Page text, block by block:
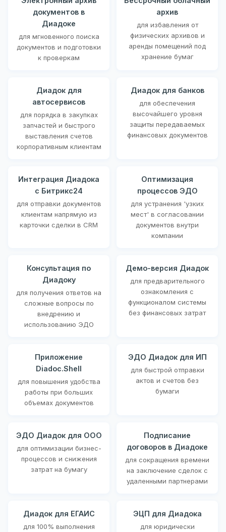
документов в
Диадоке
для мгновенного поиска
документов и подготовки
к проверкам
архив
для избавления от
физических архивов и
аренды помещений под
хранение бумаг
Диадок для
автосервисов
для порядка в закупках
запчастей и быстрого
выставления счетов
корпоративным клиентам
Диадок для банков
для обеспечения
высочайшего уровня
защиты передаваемых
финансовых документов
Интеграция Диадока
с Битрикс24
для отправки документов
клиентам напрямую из
карточки сделки в CRM
Оптимизация
процессов ЭДО
для устранения 'узких
мест' в согласовании
документов внутри
компании
Консультация по
Диадоку
для получения ответов на
сложные вопросы по
внедрению и
использованию ЭДО
Демо-версия Диадок
для предварительного
ознакомления с
функционалом системы
без финансовых затрат
Приложение
Diadoc.Shell
для повышения удобства
работы при больших
объемах документов
ЭДО Диадок для ИП
для быстрой отправки
актов и счетов без
бумаги
ЭДО Диадок для ООО
для оптимизации бизнес-
процессов и снижения
затрат на бумагу
Подписание
договоров в Диадоке
для сокращения времени
на заключение сделок с
удаленными партнерами
Диадок для ЕГАИС
для 100% выполнения
ЭЦП для Диадока
для юридически